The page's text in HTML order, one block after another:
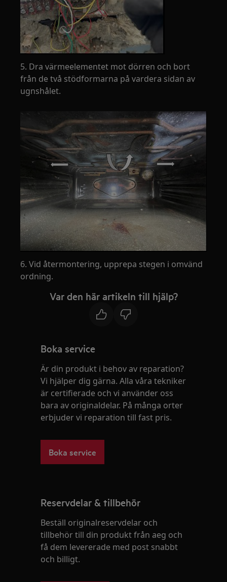
5. Dra värmeelementet mot dörren och bort
från de två stödformarna på vardera sidan av
ugnshålet.
6. Vid återmontering, upprepa stegen i omvänd
ordning.
Var den här artikeln till hjälp?
Boka service
Är din produkt i behov av reparation?
Vi hjälper dig gärna. Alla våra tekniker
är certifierade och vi använder oss
bara av originaldelar. På många orter
erbjuder vi reparation till fast pris.
Boka service
Reservdelar & tillbehör
Beställ originalreservdelar och
tillbehör till din produkt från aeg och
få dem levererade med post snabbt
och billigt.